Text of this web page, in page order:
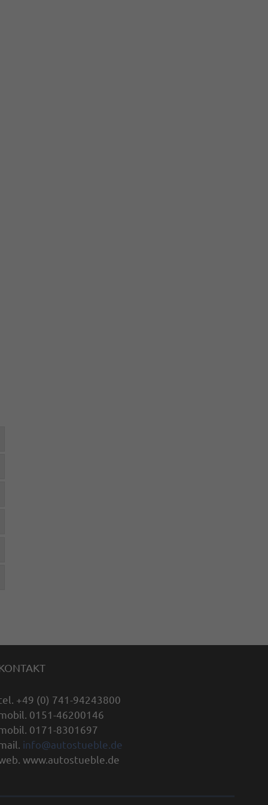
+49 (0) 741-94243800
0151-46200146
0171-8301697
info@autostueble.de
www.autostueble.de